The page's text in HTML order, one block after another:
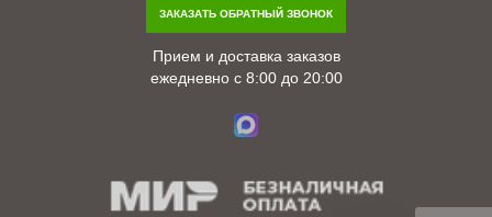
ЗАКАЗАТЬ ОБРАТНЫЙ ЗВОНОК
Прием и доставка заказов
ежедневно с 8:00 до 20:00